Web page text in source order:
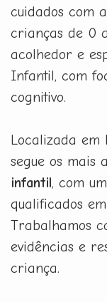
cuidados com
crianças de 0
acolhedor e
Infantil, com
cognitivo.
Localizada em
segue os mais
infantil, com
qualificados em
Trabalhamos
evidências e
criança.